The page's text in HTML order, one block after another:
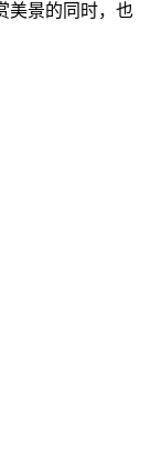
美景的同时，也